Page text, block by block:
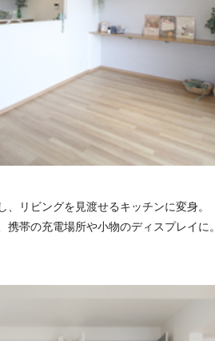
リビングを見渡せるキッチンに変身。
帯の充電場所や小物のディスプレイに。